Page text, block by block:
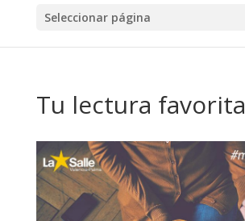
Seleccionar página
Tu lectura favorita